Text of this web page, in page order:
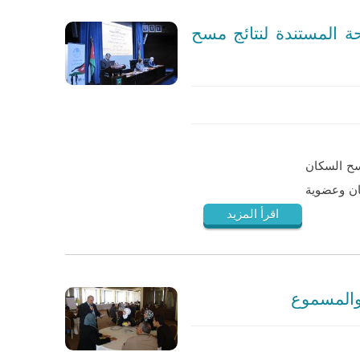
المستندة لنتائج مسح
السكان
وعضوية
اقرأ المزيد